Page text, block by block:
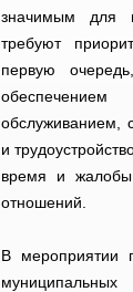
значимым для
требуют
первую
обеспечением
обслуживанием,
и
время и
отношений.
В мероприятии